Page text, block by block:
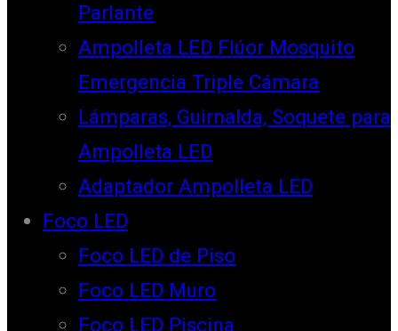
Parlante
Ampolleta LED Flúor Mosquito
Emergencia Triple Cámara
Lámparas, Guirnalda, Soquete para
Ampolleta LED
Adaptador Ampolleta LED
Foco LED
Foco LED de Piso
Foco LED Muro
Foco LED Piscina